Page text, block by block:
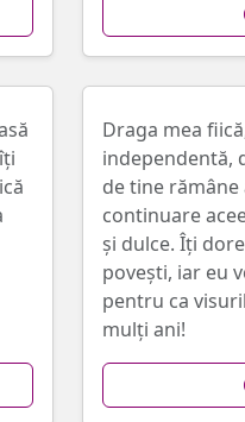
Draga mea
independentă,
de tine rămâne
continuare
și dulce. Îţi
poveşti, iar eu
pentru ca
mulţi ani!